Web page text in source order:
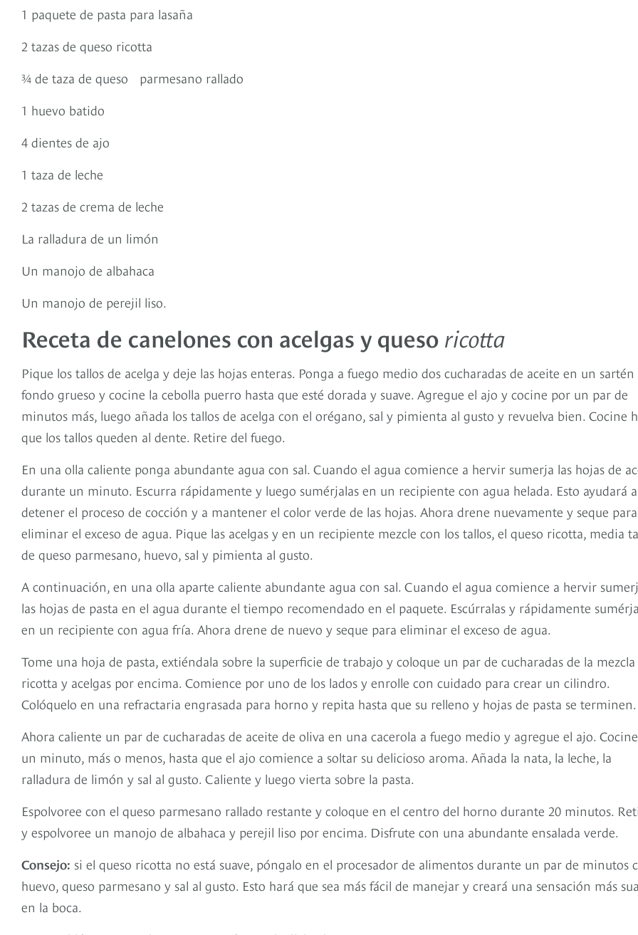
1 paquete de pasta para lasaña
2 tazas de queso ricotta
¾ de taza de queso parmesano rallado
1 huevo batido
4 dientes de ajo
1 taza de leche
2 tazas de crema de leche
La ralladura de un limón
Un manojo de albahaca
Un manojo de perejil liso.
Receta de canelones con acelgas y queso ricotta
Pique los tallos de acelga y deje las hojas enteras. Ponga a fuego medio dos cucharadas de aceite en un sartén
fondo grueso y cocine la cebolla puerro hasta que esté dorada y suave. Agregue el ajo y cocine por un par de
minutos más, luego añada los tallos de acelga con el orégano, sal y pimienta al gusto y revuelva bien. Cocine
que los tallos queden al dente. Retire del fuego.
En una olla caliente ponga abundante agua con sal. Cuando el agua comience a hervir sumerja las hojas de
durante un minuto. Escurra rápidamente y luego sumérjalas en un recipiente con agua helada. Esto ayudará a
detener el proceso de cocción y a mantener el color verde de las hojas. Ahora drene nuevamente y seque para
eliminar el exceso de agua. Pique las acelgas y en un recipiente mezcle con los tallos, el queso ricotta, media
de queso parmesano, huevo, sal y pimienta al gusto.
A continuación, en una olla aparte caliente abundante agua con sal. Cuando el agua comience a hervir
las hojas de pasta en el agua durante el tiempo recomendado en el paquete. Escúrralas y rápidamente
en un recipiente con agua fría. Ahora drene de nuevo y seque para eliminar el exceso de agua.
Tome una hoja de pasta, extiéndala sobre la superficie de trabajo y coloque un par de cucharadas de la mezcla
ricotta y acelgas por encima. Comience por uno de los lados y enrolle con cuidado para crear un cilindro.
Colóquelo en una refractaria engrasada para horno y repita hasta que su relleno y hojas de pasta se terminen.
Ahora caliente un par de cucharadas de aceite de oliva en una cacerola a fuego medio y agregue el ajo.
un minuto, más o menos, hasta que el ajo comience a soltar su delicioso aroma. Añada la nata, la leche, la
ralladura de limón y sal al gusto. Caliente y luego vierta sobre la pasta.
Espolvoree con el queso parmesano rallado restante y coloque en el centro del horno durante 20 minutos.
y espolvoree un manojo de albahaca y perejil liso por encima. Disfrute con una abundante ensalada verde.
Consejo: si el queso ricotta no está suave, póngalo en el procesador de alimentos durante un par de minutos
huevo, queso parmesano y sal al gusto. Esto hará que sea más fácil de manejar y creará una sensación más
en la boca.